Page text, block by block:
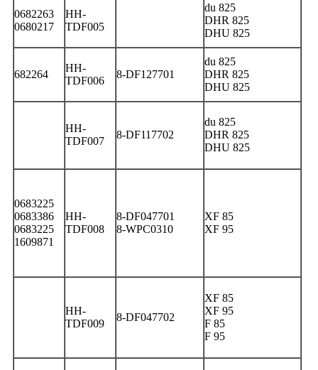
0682263
0680217
HH-
TDF005
du 825
DHR 825
DHU 825
682264
HH-
TDF006
8-DF127701
du 825
DHR 825
DHU 825
HH-
TDF007
8-DF117702
du 825
DHR 825
DHU 825
0683225
0683386
0683225
1609871
HH-
TDF008
8-DF047701
8-WPC0310
XF 85
XF 95
HH-
TDF009
8-DF047702
XF 85
XF 95
F 85
F 95